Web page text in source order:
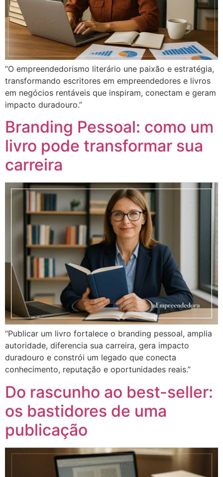
“O empreendedorismo literário une paixão e estratégia,
transformando escritores em empreendedores e livros
em negócios rentáveis que inspiram, conectam e geram
impacto duradouro.”
Branding Pessoal: como um
livro pode transformar sua
carreira
“Publicar um livro fortalece o branding pessoal, amplia
autoridade, diferencia sua carreira, gera impacto
duradouro e constrói um legado que conecta
conhecimento, reputação e oportunidades reais.”
Do rascunho ao best-seller:
os bastidores de uma
publicação